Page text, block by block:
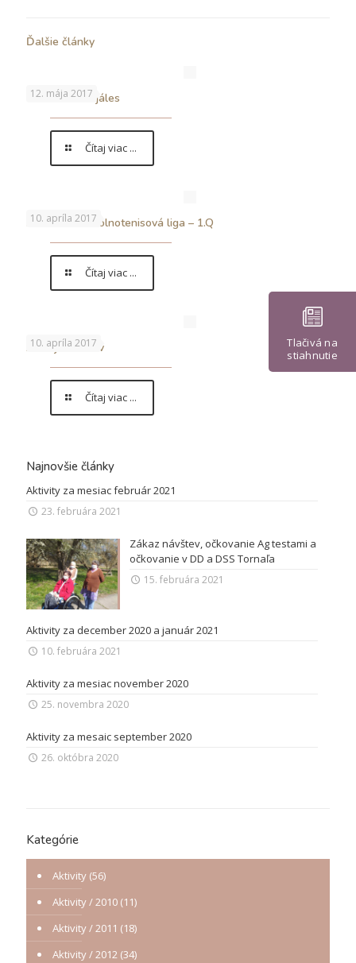
Ďalšie články
12. mája 2017
5.5.2017 – Majáles
Čítaj viac ...
10. apríla 2017
…končí nám stolnotenisová liga – 1.Q
Čítaj viac ...
10. apríla 2017
Aktív jubilantov
Čítaj viac ...
Najnovšie články
Aktivity za mesiac február 2021
23. februára 2021
Zákaz návštev, očkovanie Ag testami a
očkovanie v DD a DSS Tornaľa
15. februára 2021
Aktivity za december 2020 a január 2021
10. februára 2021
Aktivity za mesiac november 2020
25. novembra 2020
Aktivity za mesaic september 2020
26. októbra 2020
Kategórie
Aktivity (56)
Aktivity / 2010 (11)
Aktivity / 2011 (18)
Aktivity / 2012 (34)
Tlačivá na
stiahnutie